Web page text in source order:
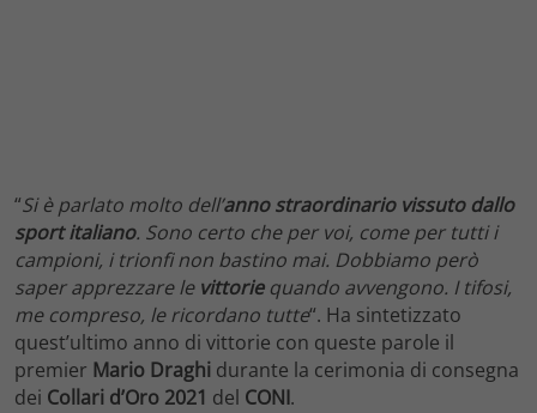
“Si è parlato molto dell’anno straordinario vissuto dallo
sport italiano. Sono certo che per voi, come per tutti i
campioni, i trionfi non bastino mai. Dobbiamo però
saper apprezzare le vittoriequando avvengono. I tifosi,
me compreso, le ricordano tutte“. Ha sintetizzato
quest’ultimo anno di vittorie con queste parole il
premier Mario Draghi durante la cerimonia di consegna
dei Collari d’Oro 2021 del CONI.